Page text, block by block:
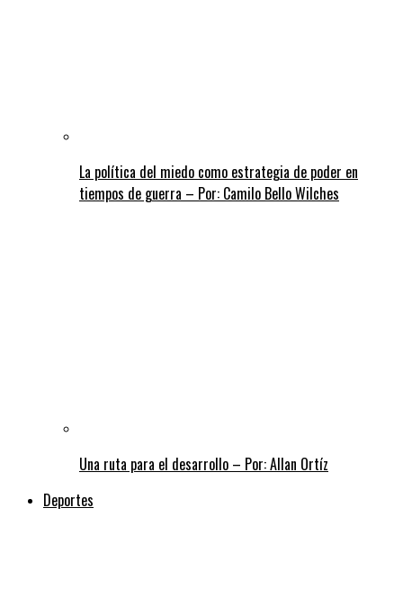
La política del miedo como estrategia de poder en
tiempos de guerra – Por: Camilo Bello Wilches
Una ruta para el desarrollo – Por: Allan Ortíz
Deportes